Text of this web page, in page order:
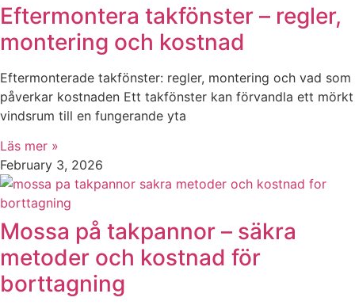
Eftermontera takfönster – regler,
montering och kostnad
Eftermonterade takfönster: regler, montering och vad som
påverkar kostnaden Ett takfönster kan förvandla ett mörkt
vindsrum till en fungerande yta
Läs mer »
February 3, 2026
Mossa på takpannor – säkra
metoder och kostnad för
borttagning